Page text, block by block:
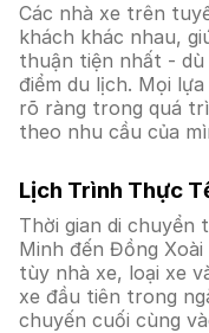
Các nhà xe trên
khách khác nhau,
thuận tiện nhất - dù
điểm du lịch. Mọi
rõ ràng trong quá
theo nhu cầu của
Lịch Trình Thực
Thời gian di
Minh đến Đồng
tùy nhà xe, loại xe
xe đầu tiên trong
chuyến cuối cùng